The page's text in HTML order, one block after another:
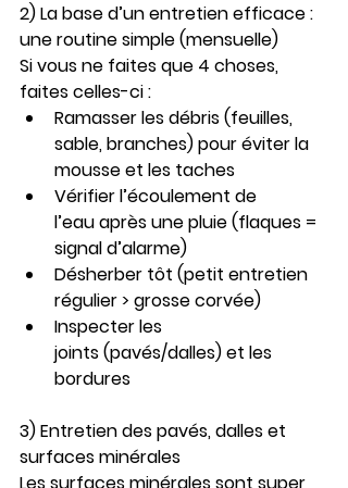
2) La base d’un entretien efficace :
une routine simple (mensuelle)
Si vous ne faites que 4 choses,
faites celles-ci :
Ramasser les débris (feuilles,
sable, branches) pour éviter la
mousse et les taches
Vérifier l’écoulement de
l’eau après une pluie (flaques =
signal d’alarme)
Désherber tôt (petit entretien
régulier > grosse corvée)
Inspecter les
joints (pavés/dalles) et les
bordures
3) Entretien des pavés, dalles et
surfaces minérales